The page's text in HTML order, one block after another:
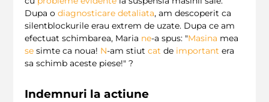
Dupa o diagnosticare detaliata, am descoperit ca
silentblockurile erau extrem de uzate. Dupa ce am
efectuat schimbarea, Maria ne-a spus: "Masina mea
se simte ca noua! N-am stiut cat de important era
sa schimb aceste piese!" ?
Indemnuri la actiune